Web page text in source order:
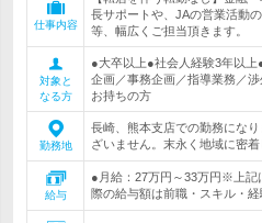
仕事内容
長サポートや、JAの営業活動
等、幅広くご担当頂きます。
対象と
なる方
●大卒以上●社会人経験3年以
企画／事務企画／指導業務／
お持ちの方
勤務地
長崎、熊本支店での勤務にな
ざいません。末永く地域に密
給与
●月給：27万円～33万円※上
際の給与額は前職・スキル・